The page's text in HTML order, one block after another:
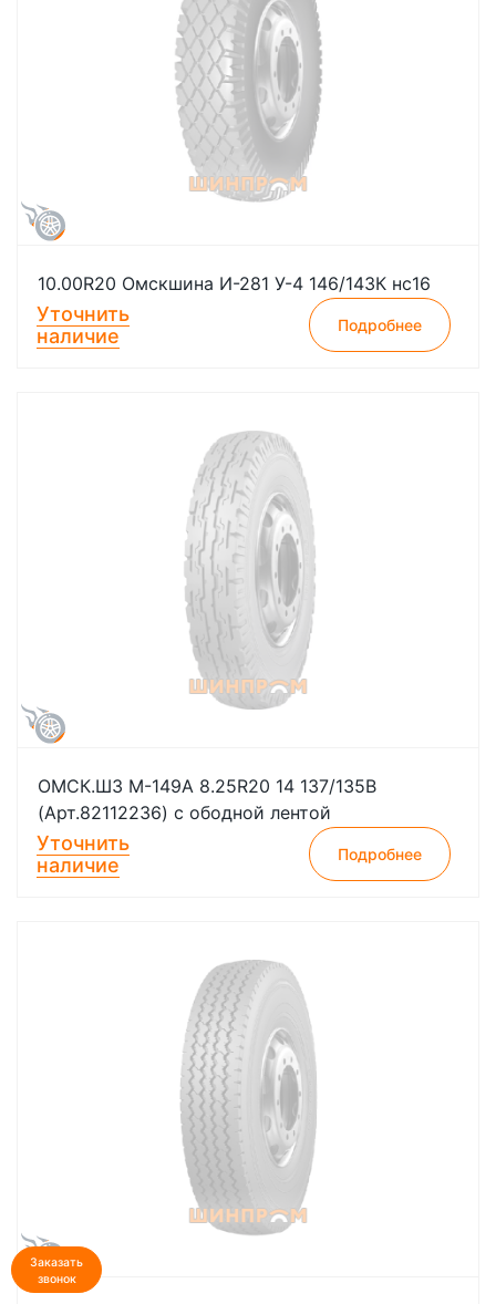
Заказать
звонок
10.00R20 Омскшина И-281 У-4 146/143К нс16
Уточнить
наличие
Подробнее
ОМСК.ШЗ М-149А 8.25R20 14 137/135B
(Арт.82112236) с ободной лентой
Уточнить
наличие
Подробнее